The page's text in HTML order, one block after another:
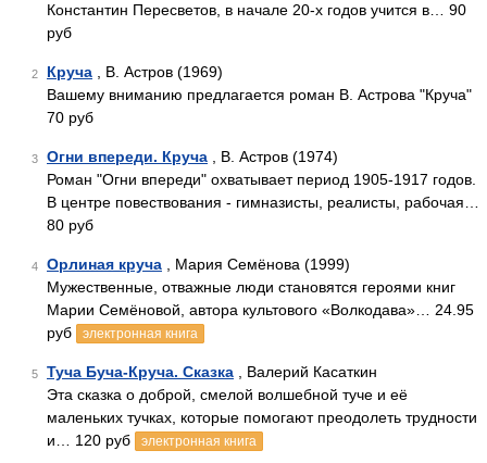
Константин Пересветов, в начале 20-х годов учится в… 90
руб
2 Круча , В. Астров (1969)
Вашему вниманию предлагается роман В. Астрова "Круча"
70 руб
3 Огни впереди. Круча , В. Астров (1974)
Роман "Огни впереди" охватывает период 1905-1917 годов.
В центре повествования - гимназисты, реалисты, рабочая…
80 руб
4 Орлиная круча , Мария Семёнова (1999)
Мужественные, отважные люди становятся героями книг
Марии Семёновой, автора культового «Волкодава»… 24.95
руб
электронная книга
5 Туча Буча-Круча. Сказка , Валерий Касаткин
Эта сказка о доброй, смелой волшебной туче и её
маленьких тучках, которые помогают преодолеть трудности
и… 120 руб
электронная книга